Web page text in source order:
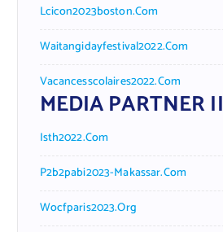
Lcicon2023boston.com
Waitangidayfestival2022.com
Vacancesscolaires2022.com
MEDIA PARTNER II
Isth2022.com
P2b2pabi2023-Makassar.com
Wocfparis2023.org